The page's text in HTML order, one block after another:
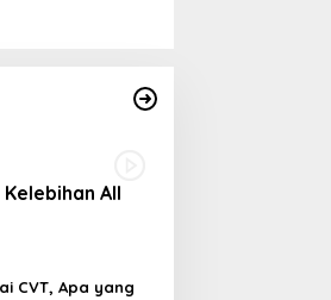
All
CVT, Apa yang